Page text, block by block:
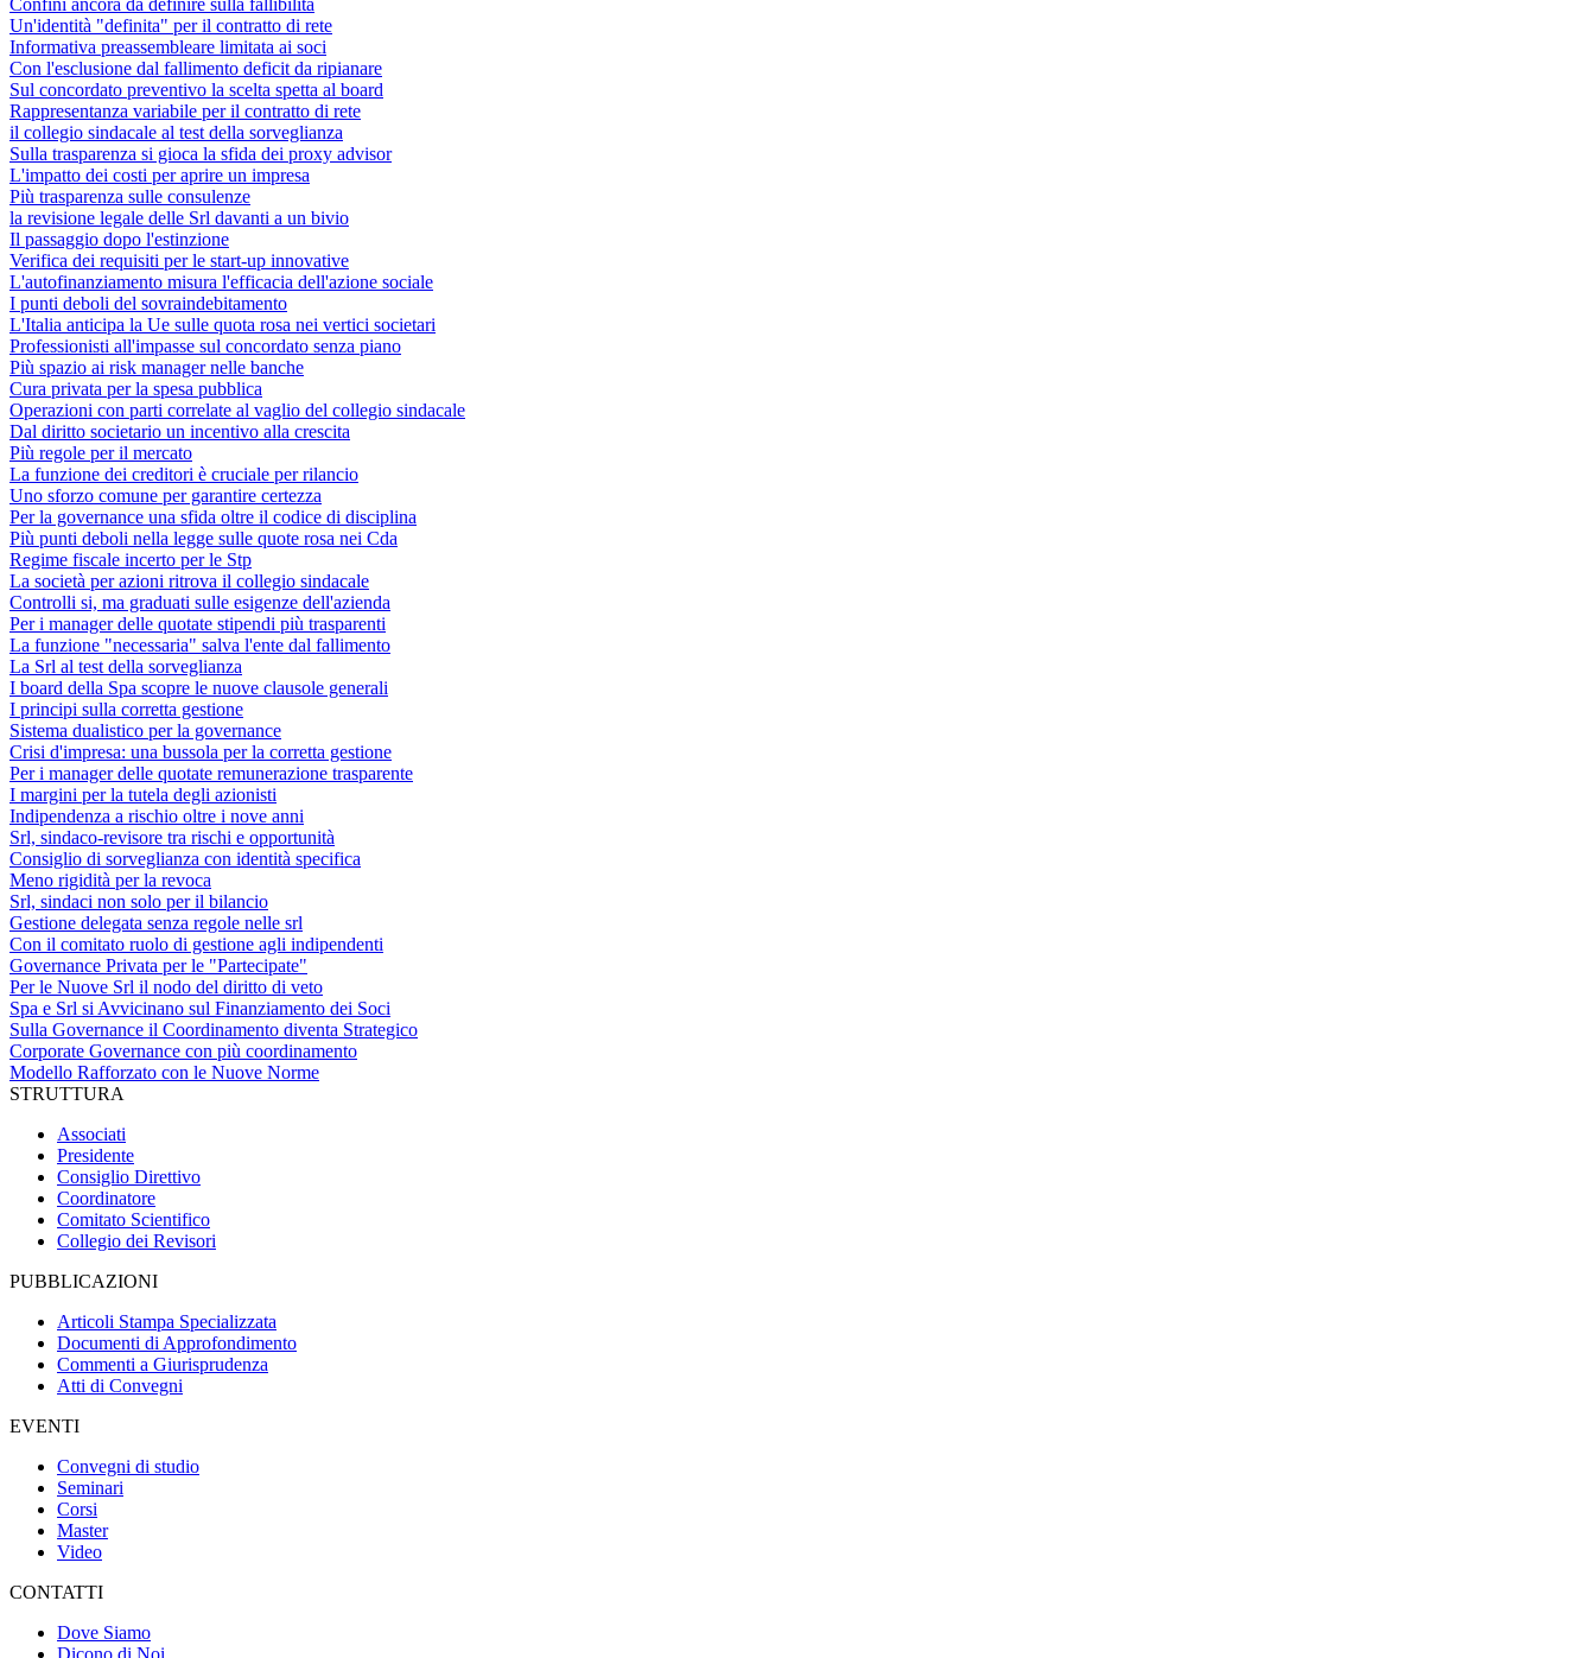
Confini ancora da definire sulla fallibilità
Un'identità "definita" per il contratto di rete
Informativa preassembleare limitata ai soci
Con l'esclusione dal fallimento deficit da ripianare
Sul concordato preventivo la scelta spetta al board
Rappresentanza variabile per il contratto di rete
il collegio sindacale al test della sorveglianza
Sulla trasparenza si gioca la sfida dei proxy advisor
L'impatto dei costi per aprire un impresa
Più trasparenza sulle consulenze
la revisione legale delle Srl davanti a un bivio
Il passaggio dopo l'estinzione
Verifica dei requisiti per le start-up innovative
L'autofinanziamento misura l'efficacia dell'azione sociale
I punti deboli del sovraindebitamento
L'Italia anticipa la Ue sulle quota rosa nei vertici societari
Professionisti all'impasse sul concordato senza piano
Più spazio ai risk manager nelle banche
Cura privata per la spesa pubblica
Operazioni con parti correlate al vaglio del collegio sindacale
Dal diritto societario un incentivo alla crescita
Più regole per il mercato
La funzione dei creditori è cruciale per rilancio
Uno sforzo comune per garantire certezza
Per la governance una sfida oltre il codice di disciplina
Più punti deboli nella legge sulle quote rosa nei Cda
Regime fiscale incerto per le Stp
La società per azioni ritrova il collegio sindacale
Controlli si, ma graduati sulle esigenze dell'azienda
Per i manager delle quotate stipendi più trasparenti
La funzione "necessaria" salva l'ente dal fallimento
La Srl al test della sorveglianza
I board della Spa scopre le nuove clausole generali
I principi sulla corretta gestione
Sistema dualistico per la governance
Crisi d'impresa: una bussola per la corretta gestione
Per i manager delle quotate remunerazione trasparente
I margini per la tutela degli azionisti
Indipendenza a rischio oltre i nove anni
Srl, sindaco-revisore tra rischi e opportunità
Consiglio di sorveglianza con identità specifica
Meno rigidità per la revoca
Srl, sindaci non solo per il bilancio
Gestione delegata senza regole nelle srl
Con il comitato ruolo di gestione agli indipendenti
Governance Privata per le "Partecipate"
Per le Nuove Srl il nodo del diritto di veto
Spa e Srl si Avvicinano sul Finanziamento dei Soci
Sulla Governance il Coordinamento diventa Strategico
Corporate Governance con più coordinamento
Modello Rafforzato con le Nuove Norme
STRUTTURA
Associati
Presidente
Consiglio Direttivo
Coordinatore
Comitato Scientifico
Collegio dei Revisori
PUBBLICAZIONI
Articoli Stampa Specializzata
Documenti di Approfondimento
Commenti a Giurisprudenza
Atti di Convegni
EVENTI
Convegni di studio
Seminari
Corsi
Master
Video
CONTATTI
Dove Siamo
Dicono di Noi